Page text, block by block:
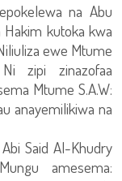
na Abu
kutoka kwa
ewe Mtume
zipi zinazofaa
Mtume S.A.W:
anayemilikiwa na
Said Al-Khudry
amesema: